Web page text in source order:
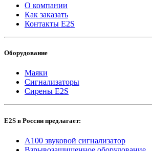
О компании
Как заказать
Контакты E2S
Оборудование
Маяки
Сигнализаторы
Сирены E2S
E2S в России предлагает:
A100 звуковой сигнализатор